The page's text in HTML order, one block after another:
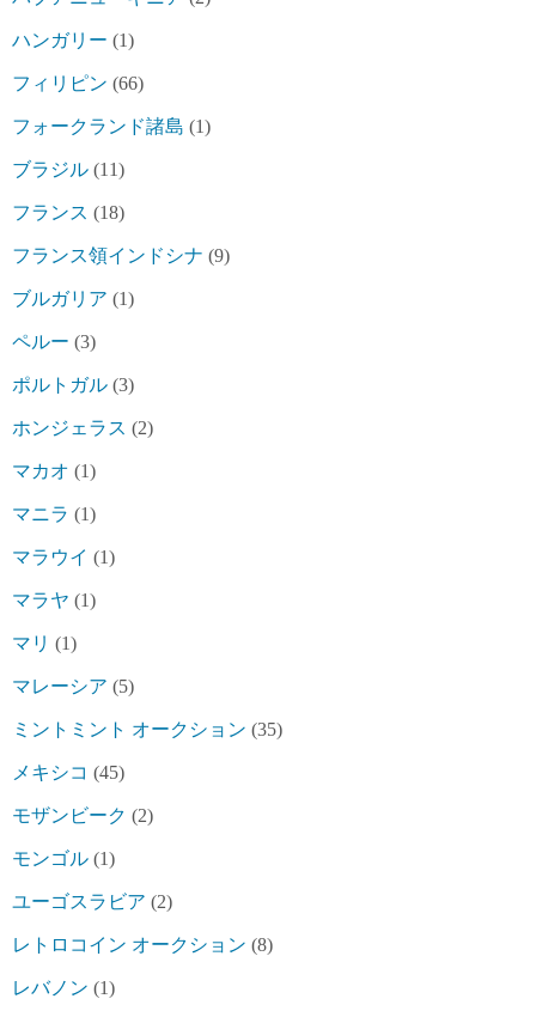
ハンガリー (1)
フィリピン (66)
フォークランド諸島 (1)
ブラジル (11)
フランス (18)
フランス領インドシナ (9)
ブルガリア (1)
ペルー (3)
ポルトガル (3)
ホンジェラス (2)
マカオ (1)
マニラ (1)
マラウイ (1)
マラヤ (1)
マリ (1)
マレーシア (5)
ミントミント オークション (35)
メキシコ (45)
モザンビーク (2)
モンゴル (1)
ユーゴスラビア (2)
レトロコイン オークション (8)
レバノン (1)